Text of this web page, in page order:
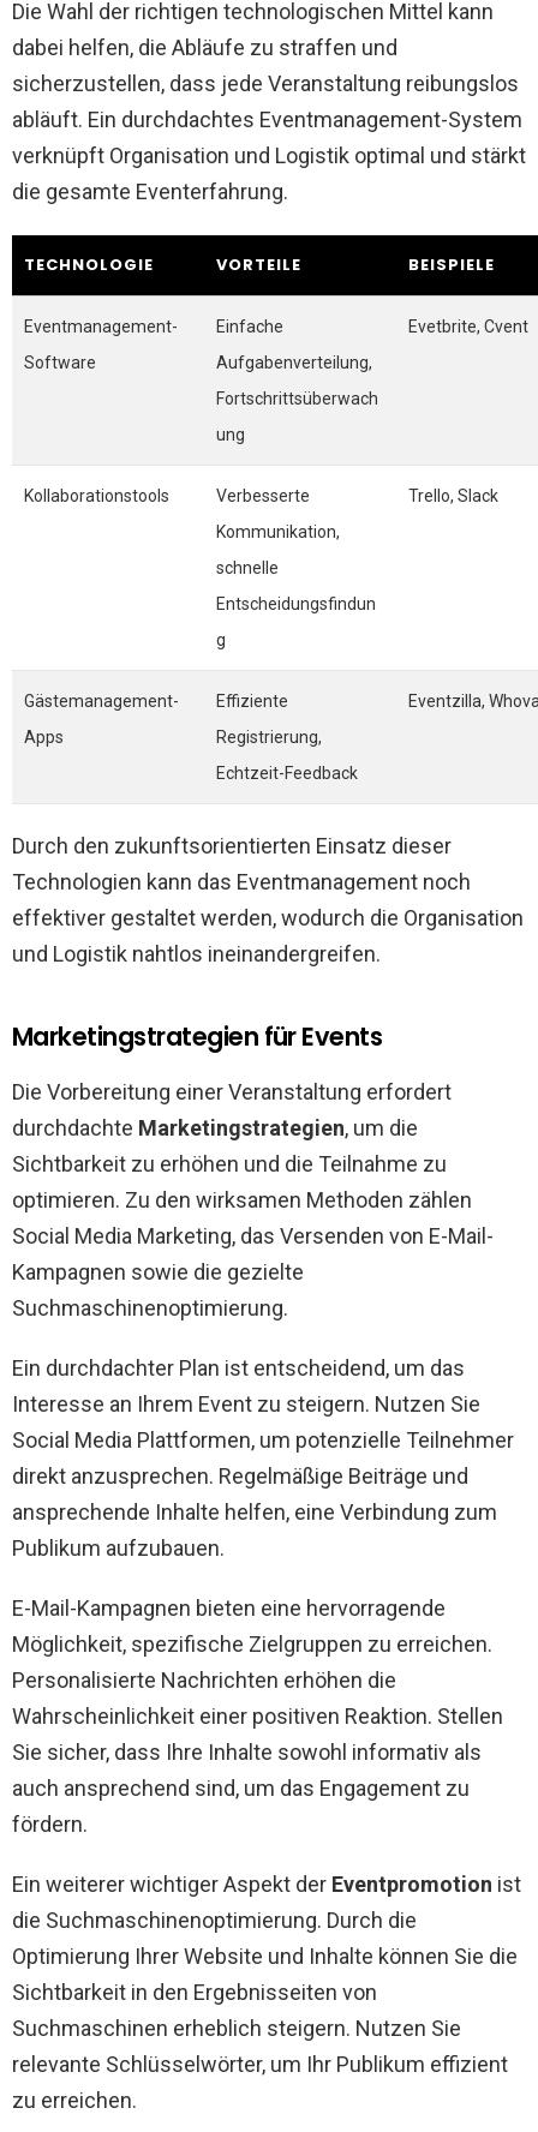
Die Wahl der richtigen technologischen Mittel kann
dabei helfen, die Abläufe zu straffen und
sicherzustellen, dass jede Veranstaltung reibungslos
abläuft. Ein durchdachtes Eventmanagement-System
verknüpft Organisation und Logistik optimal und stärkt
die gesamte Eventerfahrung.
TECHNOLOGIE VORTEILE BEISPIELE
Eventmanagement-
Software
Einfache
Aufgabenverteilung,
Fortschrittsüberwach
ung
Evetbrite, Cvent
Kollaborationstools
Verbesserte
Kommunikation,
schnelle
Entscheidungsfindun
g
Trello, Slack
Gästemanagement-
Apps
Effiziente
Registrierung,
Echtzeit-Feedback
Eventzilla,
Durch den zukunftsorientierten Einsatz dieser
Technologien kann das Eventmanagement noch
effektiver gestaltet werden, wodurch die Organisation
und Logistik nahtlos ineinandergreifen.
Marketingstrategien für Events
Die Vorbereitung einer Veranstaltung erfordert
durchdachte Marketingstrategien, um die
Sichtbarkeit zu erhöhen und die Teilnahme zu
optimieren. Zu den wirksamen Methoden zählen
Social Media Marketing, das Versenden von E-Mail-
Kampagnen sowie die gezielte
Suchmaschinenoptimierung.
Ein durchdachter Plan ist entscheidend, um das
Interesse an Ihrem Event zu steigern. Nutzen Sie
Social Media Plattformen, um potenzielle Teilnehmer
direkt anzusprechen. Regelmäßige Beiträge und
ansprechende Inhalte helfen, eine Verbindung zum
Publikum aufzubauen.
E-Mail-Kampagnen bieten eine hervorragende
Möglichkeit, spezifische Zielgruppen zu erreichen.
Personalisierte Nachrichten erhöhen die
Wahrscheinlichkeit einer positiven Reaktion. Stellen
Sie sicher, dass Ihre Inhalte sowohl informativ als
auch ansprechend sind, um das Engagement zu
fördern.
Ein weiterer wichtiger Aspekt der Eventpromotion ist
die Suchmaschinenoptimierung. Durch die
Optimierung Ihrer Website und Inhalte können Sie die
Sichtbarkeit in den Ergebnisseiten von
Suchmaschinen erheblich steigern. Nutzen Sie
relevante Schlüsselwörter, um Ihr Publikum effizient
zu erreichen.